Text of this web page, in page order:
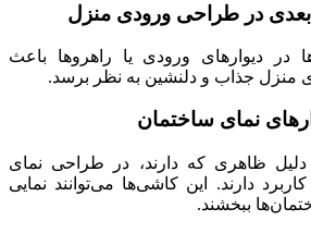
در طراحی ورودی منزل
در دیوارهای ورودی یا راهروها باعث
جذاب و دلنشین به نظر برسد.
نمای ساختمان
ظاهری که دارند، در طراحی نمای
دارند. این کاشی‌ها می‌توانند نمایی
ببخشند.